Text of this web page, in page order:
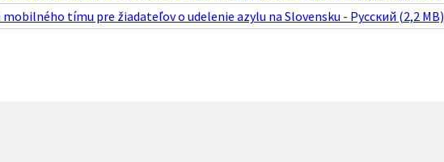
tímu pre žiadateľov o udelenie azylu na Slovensku - Русский (2,2 MB)